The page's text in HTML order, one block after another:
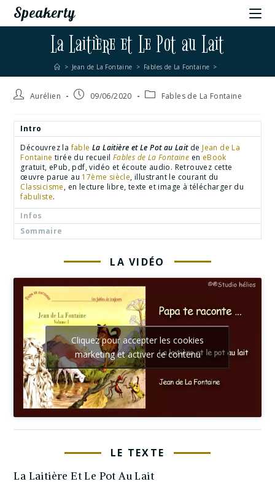
Speakerty
La Laitière et Le Pot au Lait
> Jean de La Fontaine > Fables de La Fontaine >
Aurélien 09/06/2020 Fables de La Fontaine
Intro
Découvrez lafable La Laitière et Le Pot au LaitdeJean de La
Fontaine tirée du recueil Fables de La Fontaine en eBook
gratuit, ePub, pdf, vidéo et écoute audio. Retrouvez cette
œuvre parue au 17ème siècle, illustrant le courant du
Classicisme, en lecture libre, texte et image à télécharger du
fabuliste.
Infos
Sommaire
LA VIDÉO
Cliquez pour accepter les cookies
marketing et activer ce contenu
LE TEXTE
La Laitière Et Le Pot Au Lait